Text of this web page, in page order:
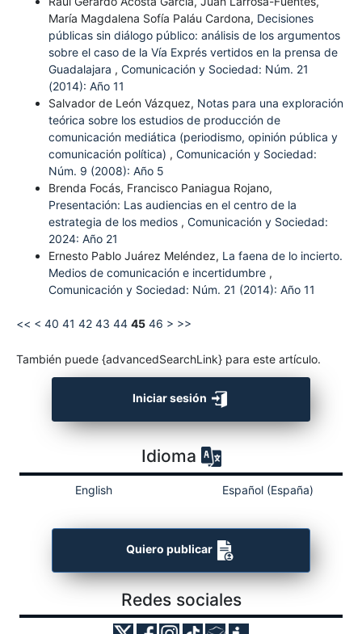
María Magdalena Sofía Paláu Cardona, Decisiones
públicas sin diálogo público: análisis de los argumentos
sobre el caso de la Vía Exprés vertidos en la prensa de
Guadalajara , Comunicación y Sociedad: Núm. 21
(2014): Año 11
Salvador de León Vázquez, Notas para una exploración
teórica sobre los estudios de producción de
comunicación mediática (periodismo, opinión pública y
comunicación política) , Comunicación y Sociedad:
Núm. 9 (2008): Año 5
Brenda Focás, Francisco Paniagua Rojano,
Presentación: Las audiencias en el centro de la
estrategia de los medios , Comunicación y Sociedad:
2024: Año 21
Ernesto Pablo Juárez Meléndez, La faena de lo incierto.
Medios de comunicación e incertidumbre ,
Comunicación y Sociedad: Núm. 21 (2014): Año 11
<< < 40 41 42 43 44 45 46 > >>
También puede {advancedSearchLink} para este artículo.
Iniciar sesión
Idioma
English Español (España)
Quiero publicar
Redes sociales